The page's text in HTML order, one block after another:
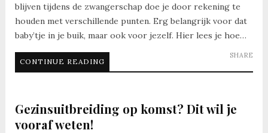
blijven tijdens de zwangerschap doe je door rekening te
houden met verschillende punten. Erg belangrijk voor dat
baby’tje in je buik, maar ook voor jezelf. Hier lees je hoe…
CONTINUE READING
SHARE
Gezinsuitbreiding op komst? Dit wil je
vooraf weten!